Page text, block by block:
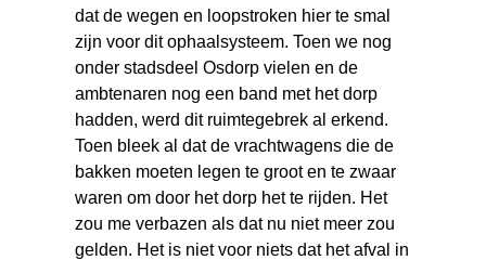
dat de wegen en loopstroken hier te smal
zijn voor dit ophaalsysteem. Toen we nog
onder stadsdeel Osdorp vielen en de
ambtenaren nog een band met het dorp
hadden, werd dit ruimtegebrek al erkend.
Toen bleek al dat de vrachtwagens die de
bakken moeten legen te groot en te zwaar
waren om door het dorp het te rijden. Het
zou me verbazen als dat nu niet meer zou
gelden. Het is niet voor niets dat het afval in